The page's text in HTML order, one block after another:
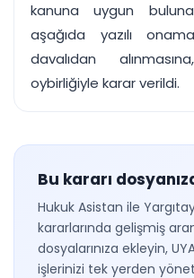
kanuna uygun
aşağıda yazılı
davalıdan
oybirliğiyle karar verildi.
Bu kararı
Hukuk Asistan ile
kararlarında gelişmiş
dosyalarınıza ekleyin,
işlerinizi tek yerden